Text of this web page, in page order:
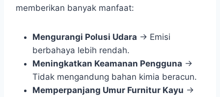
memberikan banyak manfaat:
Mengurangi Polusi Udara → Emisi
berbahaya lebih rendah.
Meningkatkan Keamanan Pengguna →
Tidak mengandung bahan kimia beracun.
Memperpanjang Umur Furnitur Kayu →